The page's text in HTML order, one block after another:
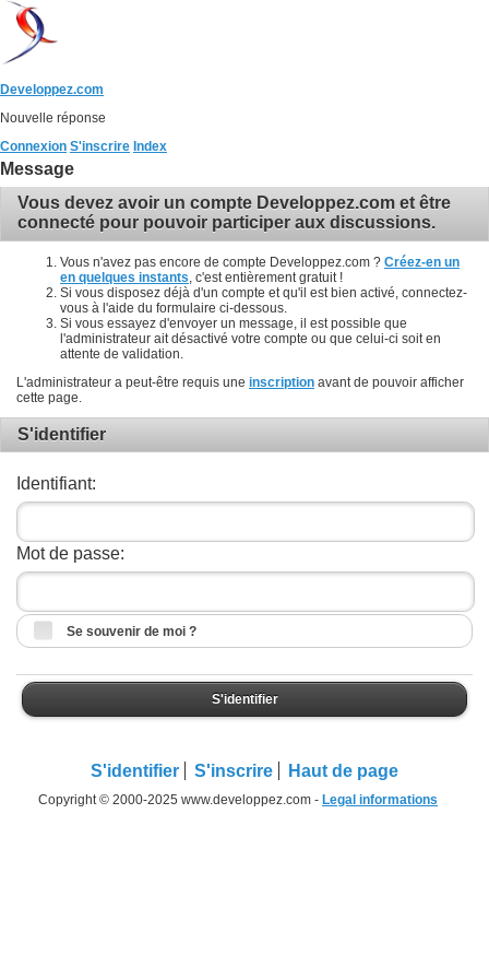
Developpez.com
Nouvelle réponse
Connexion S'inscrire Index
Message
Vous devez avoir un compte Developpez.com et être
connecté pour pouvoir participer aux discussions.
Vous n'avez pas encore de compte Developpez.com ? Créez-en un
en quelques instants , c'est entièrement gratuit !
Si vous disposez déjà d'un compte et qu'il est bien activé, connectez-
vous à l'aide du formulaire ci-dessous.
Si vous essayez d'envoyer un message, il est possible que
l'administrateur ait désactivé votre compte ou que celui-ci soit en
attente de validation.
L'administrateur a peut-être requis une inscription avant de pouvoir afficher
cette page.
S'identifier
Identifiant:
Mot de passe:
Se souvenir de moi ?
S'identifier
S'identifier S'inscrire Haut de page
Copyright © 2000-2025 www.developpez.com - Legal informations